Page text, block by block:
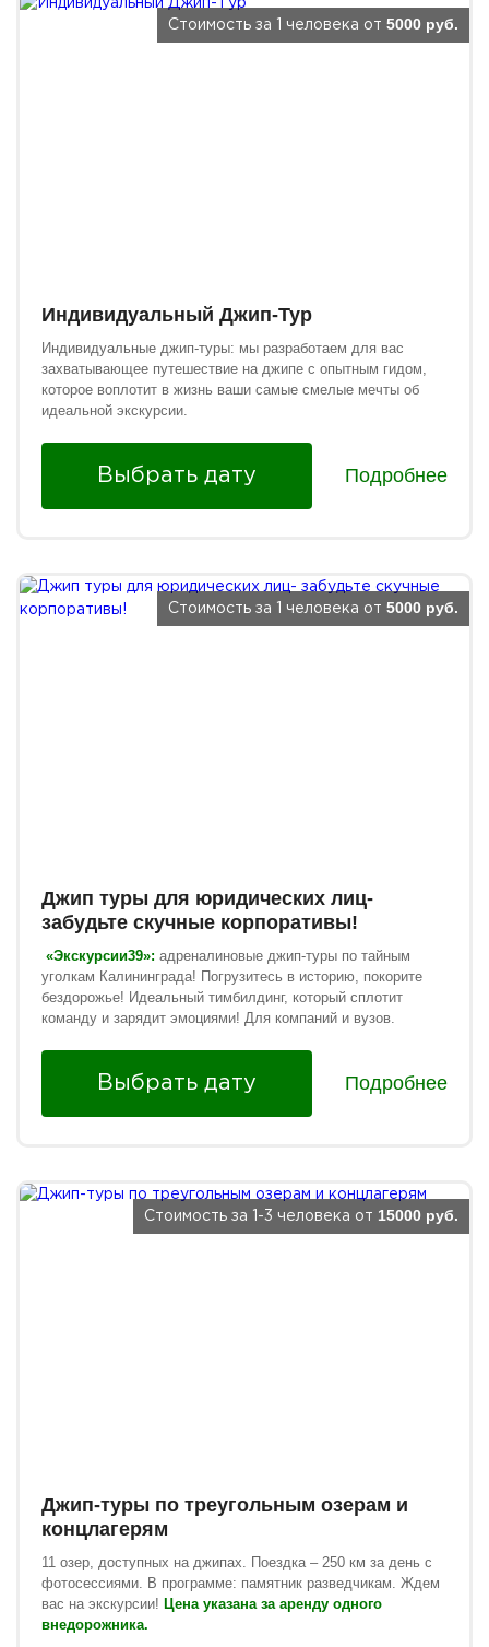
Индивидуальный Джип-Тур
Индивидуальные джип-туры: мы разработаем для вас
захватывающее путешествие на джипе с опытным гидом,
которое воплотит в жизнь ваши самые смелые мечты об
идеальной экскурсии.
Стоимость за 1 человека от 5000 руб.
Выбрать дату Подробнее
Джип туры для юридических лиц-
забудьте скучные корпоративы!
«Экскурсии39»: адреналиновые джип-туры по тайным
уголкам Калининграда! Погрузитесь в историю, покорите
бездорожье! Идеальный тимбилдинг, который сплотит
команду и зарядит эмоциями! Для компаний и вузов.
Стоимость за 1 человека от 5000 руб.
Выбрать дату Подробнее
Джип-туры по треугольным озерам и
концлагерям
11 озер, доступных на джипах. Поездка – 250 км за день с
фотосессиями. В программе: памятник разведчикам. Ждем
вас на экскурсии! Цена указана за аренду одного
внедорожника.
Стоимость за 1-3 человека от 15000 руб.